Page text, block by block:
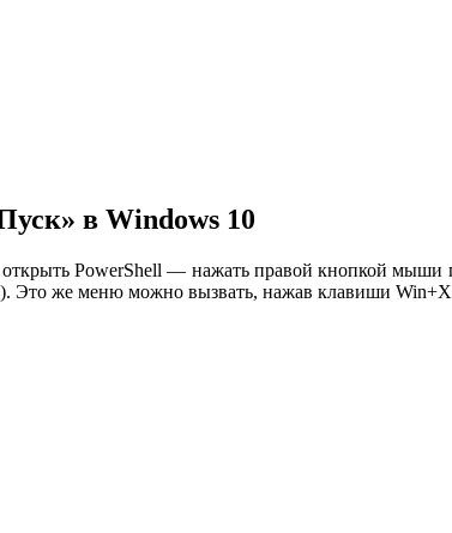
в Windows 10
PowerShell — нажать правой кнопкой
Это же меню можно вызвать, нажав клавиши Win+X